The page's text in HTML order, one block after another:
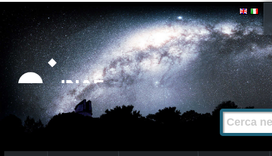
Strumenti
personali
Salta
contenuti.
|
Salta
alla
navigazione
Cerca nel
Ricerca
avanzata…